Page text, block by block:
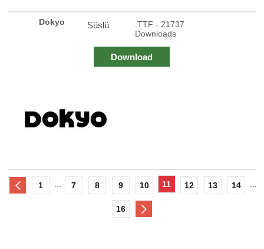
Dokyo Süslü
.TTF - 21737
Downloads
Download
1 7 8 9 10 11 12 13 14
16